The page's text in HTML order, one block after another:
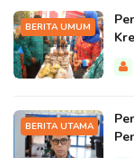
BERITA UMUM
BERITA UTAMA